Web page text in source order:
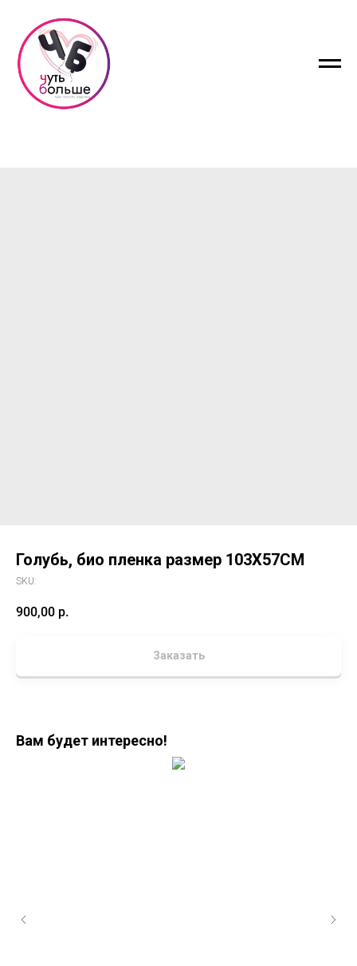
Голубь, био пленка размер 103X57CM
SKU:
900,00 р.
Заказать
Вам будет интересно!